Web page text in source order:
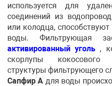
используется для
соединений из
или колодца,
воды. Фильтрующая
активированный уголь ,
скорлупы кокосового
структуры фильтрующего
Сапфир А для воды